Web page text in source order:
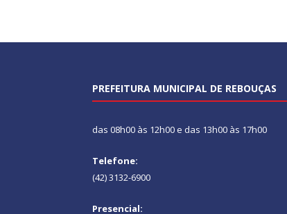
PREFEITURA MUNICIPAL DE REBOUÇAS
das 08h00 às 12h00 e das 13h00 às 17h00
Telefone:
(42) 3132-6900
Presencial: